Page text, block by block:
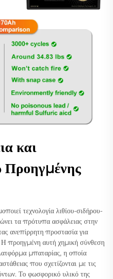
και
Προηγμένης
τεχνολογία λιθίου-σιδήρου-
τα πρότυπα ασφάλειας στην
ανεπίρρητη προστασία για
Η προηγμένη αυτή χημική σύνθεση
μπαταρίας, η οποία
που σχετίζονται με τις
Το φωσφορικό υλικό της